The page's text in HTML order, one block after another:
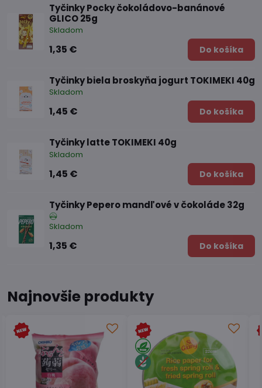
Tyčinky Pocky čokoládovo-banánové
GLICO 25g
Skladom
1,35 € Do košíka
Tyčinky biela broskyňa jogurt TOKIMEKI 40g
Skladom
1,45 € Do košíka
Tyčinky latte TOKIMEKI 40g
Skladom
1,45 € Do košíka
Tyčinky Pepero mandľové v čokoláde 32g
Skladom
1,35 € Do košíka
Najnovšie produkty